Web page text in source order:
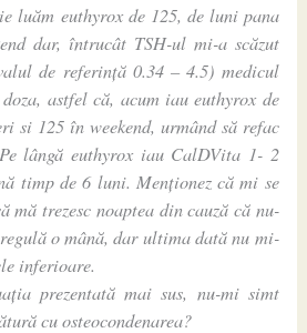
luăm euthyrox de 125, de luni pana
dar, întrucât TSH-ul mi-a scăzut
de referință 0.34 – 4.5) medicul
astfel că, acum iau euthyrox de
si 125 în weekend, urmând să refac
lângă euthyrox iau CalDVita 1- 2
timp de 6 luni. Menționez că mi se
mă trezesc noaptea din cauză că nu-
o mână, dar ultima dată nu mi-
inferioare.
prezentată mai sus, nu-mi simt
cu osteocondenarea?